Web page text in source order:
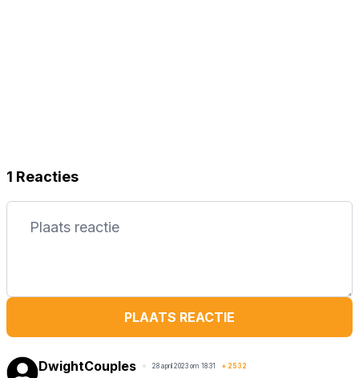
1 Reacties
PLAATS REACTIE
DwightCouples 28 april 2023 om 18:31 + 2532